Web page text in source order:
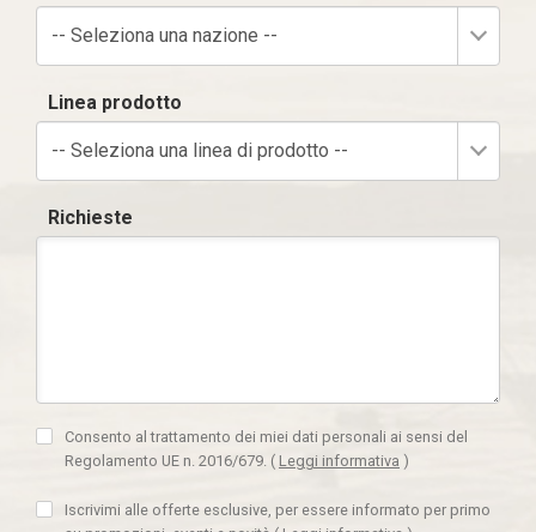
-- Seleziona una nazione --
Linea prodotto
-- Seleziona una linea di prodotto --
Richieste
Consento al trattamento dei miei dati personali ai sensi del
Regolamento UE n. 2016/679. ( Leggi informativa )
Iscrivimi alle offerte esclusive, per essere informato per primo